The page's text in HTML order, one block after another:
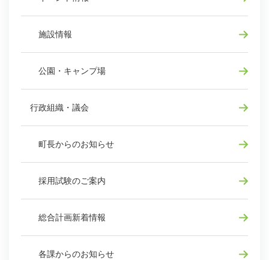
施設情報
公園・キャンプ場
行政組織・議会
町長からのお知らせ
採用試験のご案内
総合計画新着情報
各課からのお知らせ